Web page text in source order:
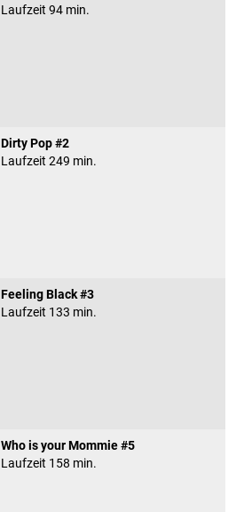
Laufzeit 94 min.
Dirty Pop #2
Laufzeit 249 min.
Feeling Black #3
Laufzeit 133 min.
Who is your Mommie #5
Laufzeit 158 min.